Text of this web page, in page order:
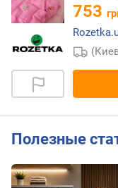
753
Полезные